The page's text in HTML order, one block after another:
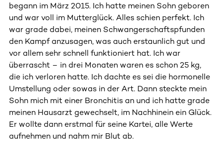
begann im März 2015. Ich hatte meinen Sohn geboren
und war voll im Mutterglück. Alles schien perfekt. Ich
war grade dabei, meinen Schwangerschaftspfunden
den Kampf anzusagen, was auch erstaunlich gut und
vor allem sehr schnell funktioniert hat. Ich war
überrascht – in drei Monaten waren es schon 25 kg,
die ich verloren hatte. Ich dachte es sei die hormonelle
Umstellung oder sowas in der Art. Dann steckte mein
Sohn mich mit einer Bronchitis an und ich hatte grade
meinen Hausarzt gewechselt, im Nachhinein ein Glück.
Er wollte dann erstmal für seine Kartei, alle Werte
aufnehmen und nahm mir Blut ab.